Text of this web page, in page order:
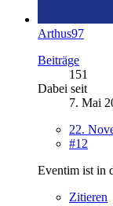
Arthus97
Beiträge
151
Dabei seit
7. Mai
22.
#12
Eventim ist in
Zitieren